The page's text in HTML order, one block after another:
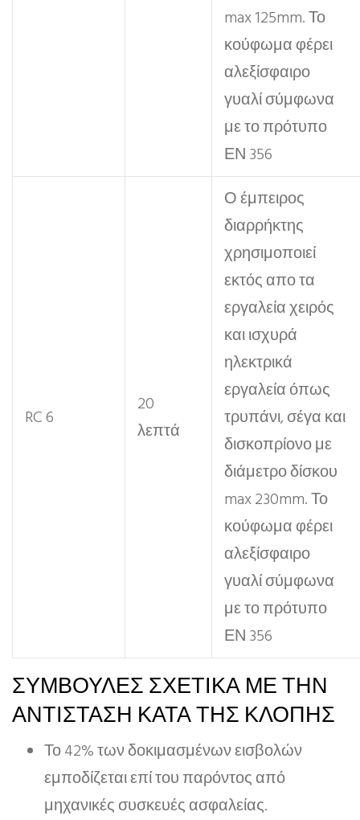
max 125mm. Το
κούφωμα φέρει
αλεξίσφαιρο
γυαλί σύμφωνα
με το πρότυπο
ΕΝ 356
RC 6
20
λεπτά
Ο έμπειρος
διαρρήκτης
χρησιμοποιεί
εκτός απο τα
εργαλεία χειρός
και ισχυρά
ηλεκτρικά
εργαλεία όπως
τρυπάνι, σέγα και
δισκοπρίονο με
διάμετρο δίσκου
max 230mm. Το
κούφωμα φέρει
αλεξίσφαιρο
γυαλί σύμφωνα
με το πρότυπο
ΕΝ 356
ΣΥΜΒΟΥΛΕΣ ΣΧΕΤΙΚΑ ΜΕ ΤΗΝ
ΑΝΤΙΣΤΑΣΗ ΚΑΤΑ ΤΗΣ ΚΛΟΠΗΣ
Το 42% των δοκιμασμένων εισβολών
εμποδίζεται επί του παρόντος από
μηχανικές συσκευές ασφαλείας.